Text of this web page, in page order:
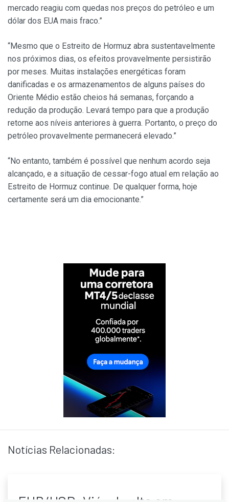
mercado reagiu com quedas nos preços do petróleo e um
dólar dos EUA mais fraco.”
“Mesmo que o Estreito de Hormuz abra sustentavelmente
nos próximos dias, os efeitos provavelmente persistirão
por meses. Muitas instalações energéticas foram
danificadas e os armazenamentos de alguns países do
Oriente Médio estão cheios há semanas, forçando a
redução da produção. Levará tempo para que a produção
retorne aos níveis anteriores à guerra. Portanto, o preço do
petróleo provavelmente permanecerá elevado.”
“No entanto, também é possível que nenhum acordo seja
alcançado, e a situação de cessar-fogo atual em relação ao
Estreito de Hormuz continue. De qualquer forma, hoje
certamente será um dia emocionante.”
Notícias Relacionadas: